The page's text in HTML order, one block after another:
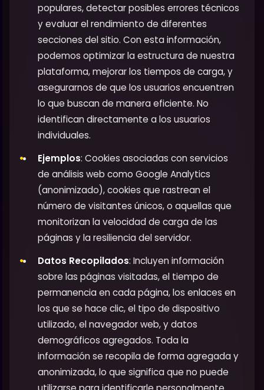
populares, detectar posibles errores técnicos
y evaluar el rendimiento de diferentes
secciones del sitio. Con esta información,
podemos optimizar la estructura de nuestra
plataforma, mejorar los tiempos de carga, y
asegurarnos de que los usuarios encuentren
lo que buscan de manera eficiente. No
identifican directamente a los usuarios
individuales.
Ejemplos: Cookies asociadas con servicios
de análisis web como Google Analytics
(anonimizado), cookies que rastrean el
número de visitantes únicos, o aquellas que
monitorizan la velocidad de carga de las
páginas y la resiliencia del servidor.
Datos Recopilados: Incluyen información
sobre las páginas visitadas, el tiempo de
permanencia en cada página, los enlaces en
los que se hace clic, el tipo de dispositivo
utilizado, el navegador web, y datos
demográficos agregados. Toda la
información se recopila de forma agregada y
anonimizada, lo que significa que no puede